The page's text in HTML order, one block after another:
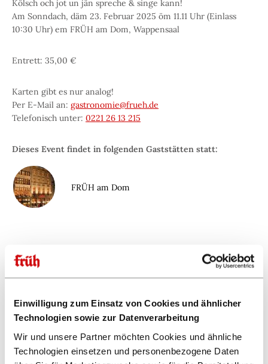
Einwilligung zum Einsatz von Cookies und ähnlicher
Technologien sowie zur Datenverarbeitung
Wir und unsere Partner möchten Cookies und ähnliche
Technologien einsetzen und personenbezogene Daten
Kölsch och jot un jän spreche & singe kann!
Am Sonndach, däm 23. Februar 2025 öm 11.11 Uhr (Einlass
10:30 Uhr) em FRÜH am Dom, Wappensaal
Entrett: 35,00 €
Karten gibt es nur analog!
Per E-Mail an: gastronomie@frueh.de
Telefonisch unter: 0221 26 13 215
Dieses Event findet in folgenden Gaststätten statt:
FRÜH am Dom
Dieses Event teilen: